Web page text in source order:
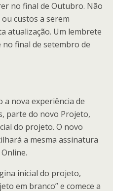
no final de Outubro. Não
custos a serem
atualização. Um lembrete
final de setembro de
a nova experiência de
parte do novo Projeto,
do projeto. O novo
a mesma assinatura
inicial do projeto,
em branco” e comece a